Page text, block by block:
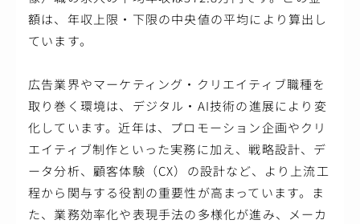
額は、年収上限・下限の中央値の平均により算出し
ています。
広告業界やマーケティング・クリエイティブ職種を
取り巻く環境は、デジタル・AI技術の進展により変
化しています。近年は、プロモーション企画やクリ
エイティブ制作といった実務に加え、戦略設計、デ
ータ分析、顧客体験（CX）の設計など、より上流工
程から関与する役割の重要性が高まっています。ま
た、業務効率化や表現手法の多様化が進み、メーカ